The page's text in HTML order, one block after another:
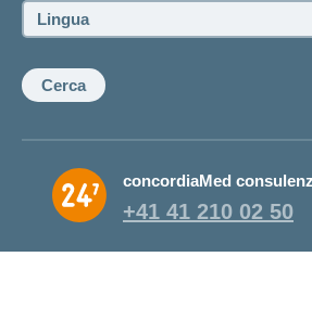
Lingua:
Cerca
concordiaMed
+41 41 210 02 50